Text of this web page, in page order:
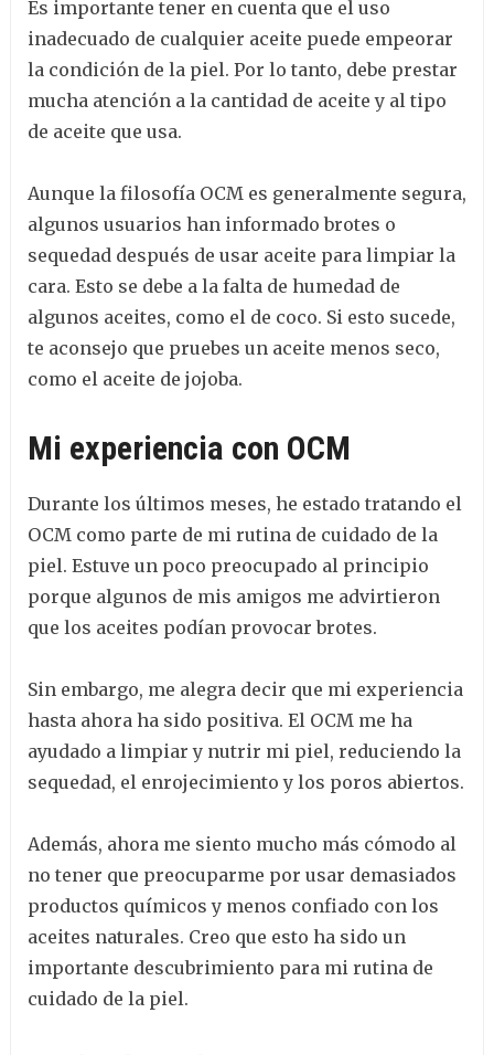
Es importante tener en cuenta que el uso
inadecuado de cualquier aceite puede empeorar
la condición de la piel. Por lo tanto, debe prestar
mucha atención a la cantidad de aceite y al tipo
de aceite que usa.
Aunque la filosofía OCM es generalmente segura,
algunos usuarios han informado brotes o
sequedad después de usar aceite para limpiar la
cara. Esto se debe a la falta de humedad de
algunos aceites, como el de coco. Si esto sucede,
te aconsejo que pruebes un aceite menos seco,
como el aceite de jojoba.
Mi experiencia con OCM
Durante los últimos meses, he estado tratando el
OCM como parte de mi rutina de cuidado de la
piel. Estuve un poco preocupado al principio
porque algunos de mis amigos me advirtieron
que los aceites podían provocar brotes.
Sin embargo, me alegra decir que mi experiencia
hasta ahora ha sido positiva. El OCM me ha
ayudado a limpiar y nutrir mi piel, reduciendo la
sequedad, el enrojecimiento y los poros abiertos.
Además, ahora me siento mucho más cómodo al
no tener que preocuparme por usar demasiados
productos químicos y menos confiado con los
aceites naturales. Creo que esto ha sido un
importante descubrimiento para mi rutina de
cuidado de la piel.